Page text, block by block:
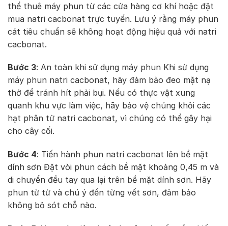
thể thuê máy phun từ các cửa hàng cơ khí hoặc đặt
mua natri cacbonat trực tuyến. Lưu ý rằng máy phun
cát tiêu chuẩn sẽ không hoạt động hiệu quả với natri
cacbonat.
Bước 3: An toàn khi sử dụng máy phun Khi sử dụng
máy phun natri cacbonat, hãy đảm bảo đeo mặt nạ
thở để tránh hít phải bụi. Nếu có thực vật xung
quanh khu vực làm việc, hãy bảo vệ chúng khỏi các
hạt phân tử natri cacbonat, vì chúng có thể gây hại
cho cây cối.
Bước 4: Tiến hành phun natri cacbonat lên bề mặt
dính sơn Đặt vòi phun cách bề mặt khoảng 0,45 m và
di chuyển đều tay qua lại trên bề mặt dính sơn. Hãy
phun từ từ và chú ý đến từng vết sơn, đảm bảo
không bỏ sót chỗ nào.